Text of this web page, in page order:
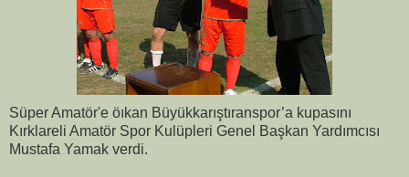
Süper Amatör'e öıkan Büyükkarıştıranspor’a kupasını
Kırklareli Amatör Spor Kulüpleri Genel Başkan Yardımcısı
Mustafa Yamak verdi.